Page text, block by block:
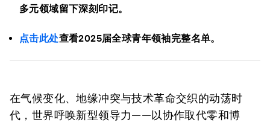
多元领域留下深刻印记。
点击此处查看2025届全球青年领袖完整名单。
在气候变化、地缘冲突与技术革命交织的动荡时
代，世界呼唤新型领导力——以协作取代零和博